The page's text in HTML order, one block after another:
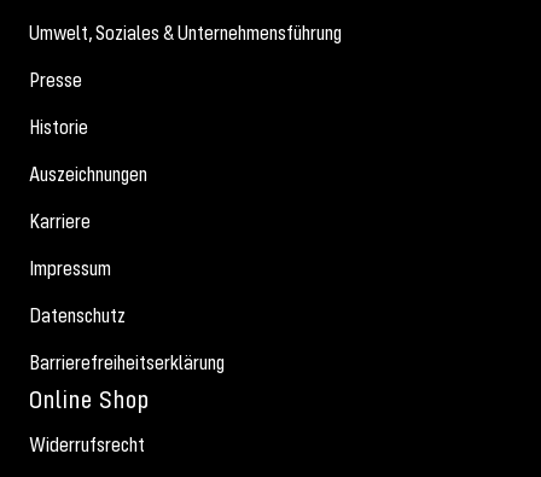
Umwelt, Soziales & Unternehmensführung
Presse
Historie
Auszeichnungen
Karriere
Impressum
Datenschutz
Barrierefreiheitserklärung
Online Shop
Widerrufsrecht